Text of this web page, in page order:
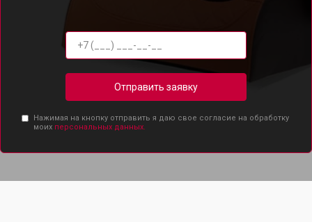
Отправить заявку
Нажимая на кнопку отправить я даю свое согласие на обработку
моих персональных данных.